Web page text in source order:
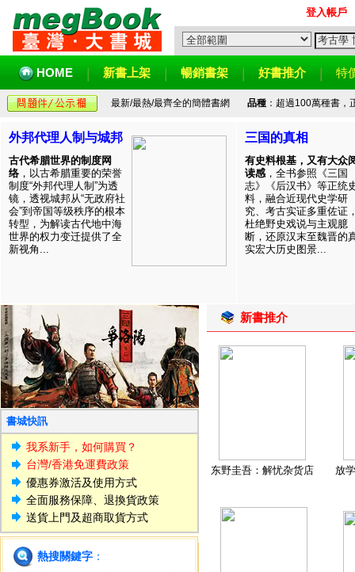
登入帳戶
HOME 新書上架 暢銷書架 好書推介 特
最新/最熱/最齊全的簡體書網 品種：超過100萬種書，
外邦代理人制与城邦
古代希腊世界的制度网
络 ，以古希腊重要的荣誉
制度“外邦代理人制”为透
镜，透视城邦从“无政府社
会”到帝国等级秩序的根本
转型，为解读古代地中海
世界的权力变迁提供了全
新视角...
三国的真相
有史料根基，又有大众
读感 ，全书参照《三国
志》《后汉书》等正统
料，融合近现代史学研
究、考古实证多重佐证
杜绝野史戏说与主观臆
断，还原汉末至魏晋的
实宏大历史图景...
書城快訊
我系新手，如何購買？
台灣/香港免運費政策
優惠券激活及使用方式
全面服務保障、退換貨政策
送貨上門及超商取貨方式
熱搜關鍵字 ：
新書推介
东野圭吾：解忧杂货店 放